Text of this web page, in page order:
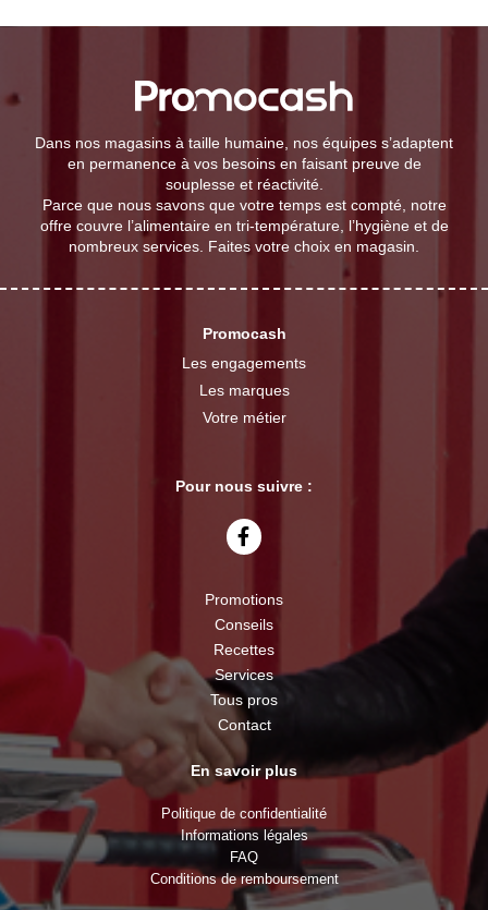
Dans nos magasins à taille humaine, nos équipes s’adaptent
en permanence à vos besoins en faisant preuve de
souplesse et réactivité.
Parce que nous savons que votre temps est compté, notre
offre couvre l’alimentaire en tri-température, l’hygiène et de
nombreux services. Faites votre choix en magasin.
Promocash
Les engagements
Les marques
Votre métier
Pour nous suivre :
Promotions
Conseils
Recettes
Services
Tous pros
Contact
En savoir plus
Politique de confidentialité
Informations légales
FAQ
Conditions de remboursement